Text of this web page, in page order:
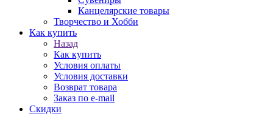
Канцелярские товары
Творчество и Хобби
Как купить
Назад
Как купить
Условия оплаты
Условия доставки
Возврат товара
Заказ по e-mail
Скидки